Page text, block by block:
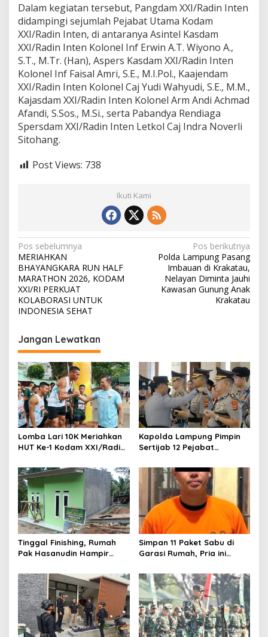
Dalam kegiatan tersebut, Pangdam XXI/Radin Inten
didampingi sejumlah Pejabat Utama Kodam
XXI/Radin Inten, di antaranya Asintel Kasdam
XXI/Radin Inten Kolonel Inf Erwin A.T. Wiyono A.,
S.T., M.Tr. (Han), Aspers Kasdam XXI/Radin Inten
Kolonel Inf Faisal Amri, S.E., M.I.Pol., Kaajendam
XXI/Radin Inten Kolonel Caj Yudi Wahyudi, S.E., M.M.,
Kajasdam XXI/Radin Inten Kolonel Arm Andi Achmad
Afandi, S.Sos., M.Si., serta Pabandya Rendiaga
Spersdam XXI/Radin Inten Letkol Caj Indra Noverli
Sitohang.
Post Views: 738
Ikuti Kami
N
a
v
i
g
a
s
i
p
o
s
Pos sebelumnya
MERIAHKAN
BHAYANGKARA RUN HALF
MARATHON 2026, KODAM
XXI/RI PERKUAT
KOLABORASI UNTUK
INDONESIA SEHAT
Pos berikutnya
Polda Lampung Pasang
Imbauan di Krakatau,
Nelayan Diminta Jauhi
Kawasan Gunung Anak
Krakatau
Jangan Lewatkan
Lomba Lari 10K Meriahkan
HUT Ke-1 Kodam XXI/Radin
Kapolda Lampung Pimpin
Sertijab 12 Pejabat
Organisasi dan Pelayanan
Polri Presisi
Tinggal Finishing, Rumah
Pak Hasanudin Hampir
TMMD (TNI Manunggal
Membangun Desa)
Simpan 11 Paket Sabu di
Garasi Rumah, Pria ini
Polres Lampung Tengah